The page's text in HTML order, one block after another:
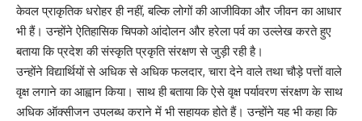
केवल प्राकृतिक धरोहर ही नहीं, बल्कि लोगों की आजीविका और जीवन का आधार
भी हैं। उन्होंने ऐतिहासिक चिपको आंदोलन और हरेला पर्व का उल्लेख करते हुए
बताया कि प्रदेश की संस्कृति प्रकृति संरक्षण से जुड़ी रही है।
उन्होंने विद्यार्थियों से अधिक से अधिक फलदार, चारा देने वाले तथा चौड़े पत्तों वाले
वृक्ष लगाने का आह्वान किया। साथ ही बताया कि ऐसे वृक्ष पर्यावरण संरक्षण के साथ
अधिक ऑक्सीजन उपलब्ध कराने में भी सहायक होते हैं। उन्होंने यह भी कहा कि